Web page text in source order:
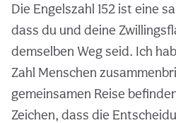
Die Engelszahl 152 ist eine
dass du und deine
demselben Weg seid. Ich
Zahl Menschen
gemeinsamen Reise
Zeichen, dass die